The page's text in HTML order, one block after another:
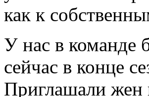
как к
У нас в команде
сейчас в конце
Приглашали жен